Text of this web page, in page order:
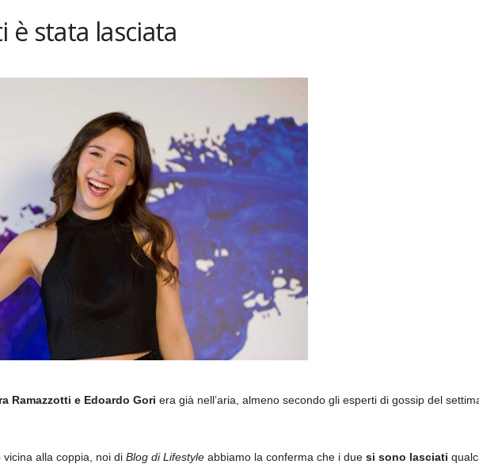
è stata lasciata
Ramazzotti e Edoardo Gori era già nell’aria, almeno secondo gli esperti di gossip del
alla coppia, noi di Blog di Lifestyleabbiamo la conferma che i due si sono lasciati